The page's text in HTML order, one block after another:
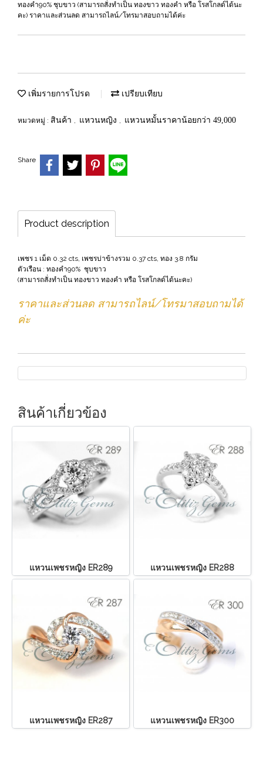
ทองคำ90% ชุบขาว (สามารถสั่งทำเป็น ทองขาว ทองคำ หรือ โรสโกลด์ได้นะ
คะ) ราคาและส่วนลด สามารถไลน์/โทรมาสอบถามได้ค่ะ
เพิ่มรายการโปรด เปรียบเทียบ
หมวดหมู่ : สินค้า , แหวนหญิง , แหวนหมั้นราคาน้อยกว่า 49,000
Share
Product description
เพชร 1 เม็ด 0.32 cts, เพชรบ่าข้างรวม 0.37 cts, ทอง 3.8 กรัม
ตัวเรือน : ทองคำ90% ชุบขาว
(สามารถสั่งทำเป็น ทองขาว ทองคำ หรือ โรสโกลด์ได้นะคะ)
ราคาและส่วนลด สามารถไลน์/โทรมาสอบถามได้
ค่ะ
สินค้าเกี่ยวข้อง
แหวนเพชรหญิง ER289 แหวนเพชรหญิง ER288
แหวนเพชรหญิง ER287 แหวนเพชรหญิง ER300